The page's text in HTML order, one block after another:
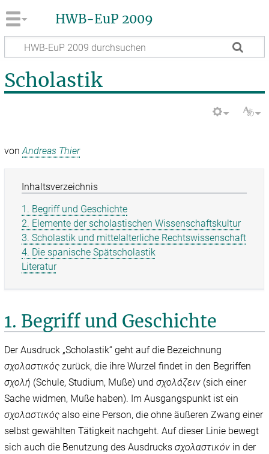
HWB-EuP 2009
Scholastik
vonAndreas Thier
Inhaltsverzeichnis
1. Begriff und Geschichte
2. Elemente der scholastischen Wissenschaftskultur
3. Scholastik und mittelalterliche Rechtswissenschaft
4. Die spanische Spätscholastik
Literatur
1. Begriff und Geschichte
Der Ausdruck „Scholastik“ geht auf die Bezeichnung
σχολαστικόςzurück, die ihre Wurzel findet in den Begriffen
σχολή (Schule, Studium, Muße) undσχολάζειν (sich einer
Sache widmen, Muße haben). Im Ausgangspunkt ist ein
σχολαστικόςalso eine Person, die ohne äußeren Zwang einer
selbst gewählten Tätigkeit nachgeht. Auf dieser Linie bewegt
sich auch die Benutzung des Ausdrucksσχολαστικόν in der